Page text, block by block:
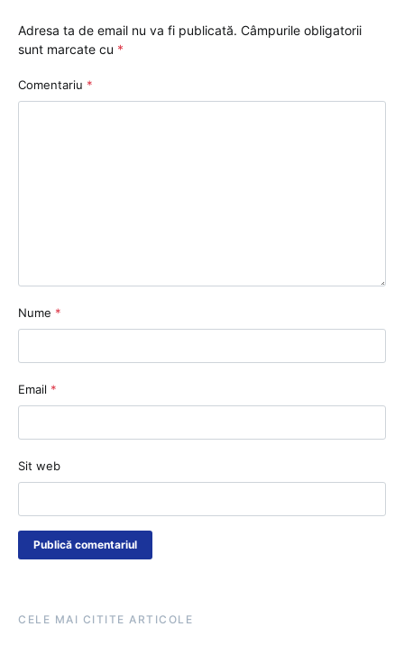
Adresa ta de email nu va fi publicată. Câmpurile obligatorii
sunt marcate cu *
Comentariu *
Nume *
Email *
Sit web
CELE MAI CITITE ARTICOLE